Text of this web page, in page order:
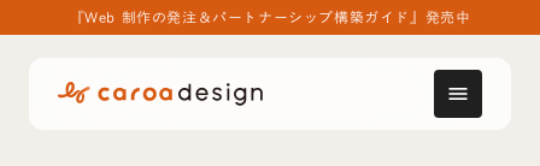
『Web 制作の発注＆パートナーシップ構築ガイド』発売中
menu